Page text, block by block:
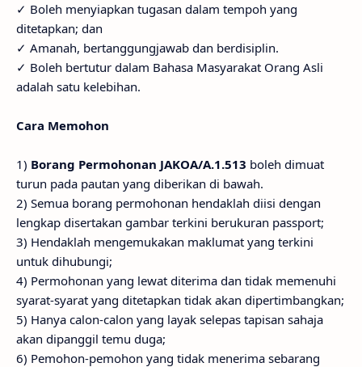
✓ Boleh menyiapkan tugasan dalam tempoh yang
ditetapkan; dan
✓ Amanah, bertanggungjawab dan berdisiplin.
✓ Boleh bertutur dalam Bahasa Masyarakat Orang Asli
adalah satu kelebihan.
Cara Memohon
1) Borang Permohonan JAKOA/A.1.513 boleh dimuat
turun pada pautan yang diberikan di bawah.
2) Semua borang permohonan hendaklah diisi dengan
lengkap disertakan gambar terkini berukuran passport;
3) Hendaklah mengemukakan maklumat yang terkini
untuk dihubungi;
4) Permohonan yang lewat diterima dan tidak memenuhi
syarat-syarat yang ditetapkan tidak akan dipertimbangkan;
5) Hanya calon-calon yang layak selepas tapisan sahaja
akan dipanggil temu duga;
6) Pemohon-pemohon yang tidak menerima sebarang